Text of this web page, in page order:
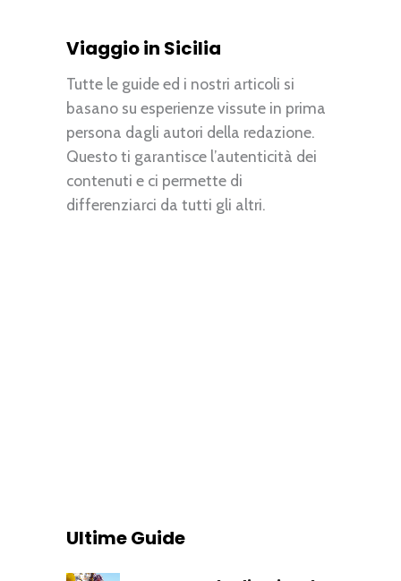
Viaggio in Sicilia
Tutte le guide ed i nostri articoli si
basano su esperienze vissute in prima
persona dagli autori della redazione.
Questo ti garantisce l’autenticità dei
contenuti e ci permette di
differenziarci da tutti gli altri.
Ultime Guide